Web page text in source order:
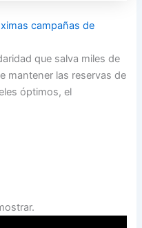
campañas de
que salva miles de
mantener las reservas de
óptimos, el